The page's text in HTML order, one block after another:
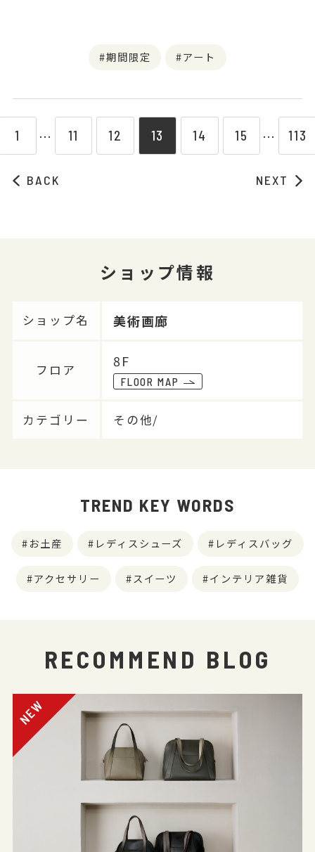
期間限定 アート
BACK
1 ⋯ 11 12 13 14 15 ⋯ 113
NEXT
ショップ情報
ショップ名 美術画廊
フロア
8F
FLOOR MAP
カテゴリー その他/
TREND KEY WORDS
お土産 レディスシューズ レディスバッグ
アクセサリー スイーツ インテリア雑貨
RECOMMEND BLOG